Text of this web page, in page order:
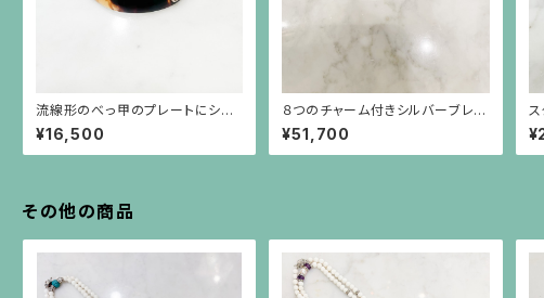
流線形のべっ甲のプレートにシル
バーチェーンのブレスレット（アキ
オモリのシルバー刻印付き）
¥16,500
８つのチャーム付きシルバーブレス
レット
¥51,700
その他の商品